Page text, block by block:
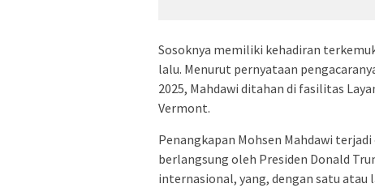
Sosoknya memiliki kehadiran
lalu. Menurut pernyataan
2025, Mahdawi ditahan di fasilitas
Vermont.
Penangkapan Mohsen Mahdawi
berlangsung oleh Presiden Donald
internasional, yang, dengan satu